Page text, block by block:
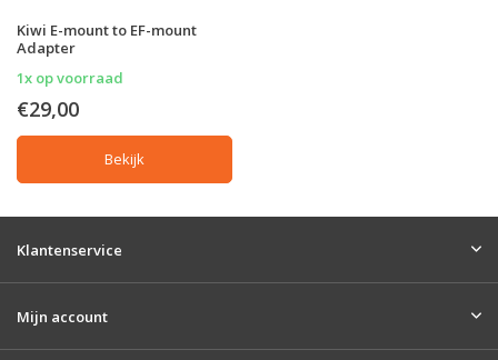
Kiwi E-mount to EF-mount
Adapter
1x op voorraad
€29,00
Bekijk
Klantenservice
Mijn account